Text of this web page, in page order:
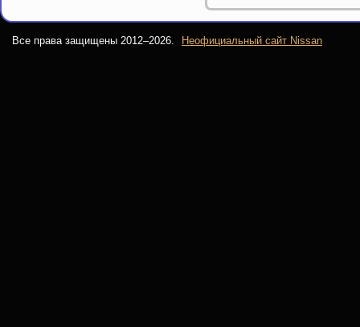
Все права защищены 2012–2026. Неофициальный сайт Nissan